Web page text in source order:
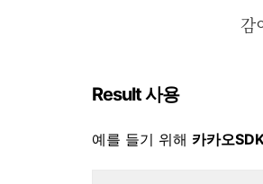
감
Result 사용
예를 들기 위해 카카오